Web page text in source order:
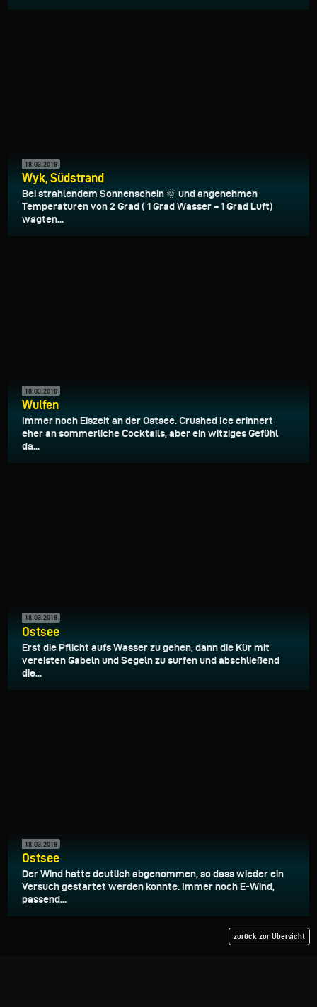
18.03.2018
Wyk, Südstrand
Bei strahlendem Sonnenschein 🌞 und angenehmen
Temperaturen von 2 Grad ( 1 Grad Wasser + 1 Grad Luft)
wagten...
18.03.2018
Wulfen
Immer noch Eiszeit an der Ostsee. Crushed Ice erinnert
eher an sommerliche Cocktails, aber ein witziges Gefühl
da...
18.03.2018
Ostsee
Erst die Pflicht aufs Wasser zu gehen, dann die Kür mit
vereisten Gabeln und Segeln zu surfen und abschließend
die...
18.03.2018
Ostsee
Der Wind hatte deutlich abgenommen, so dass wieder ein
Versuch gestartet werden konnte. Immer noch E-Wind,
passend...
zurück zur Übersicht